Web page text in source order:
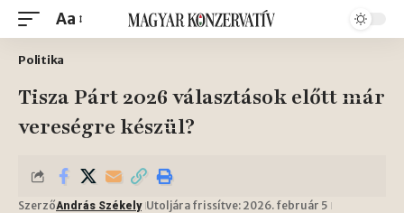
Aa
Politika
Tisza Párt 2026 választások előtt már
vereségre készül?
SzerzőAndrás Székely Utoljára frissítve: 2026. február 5